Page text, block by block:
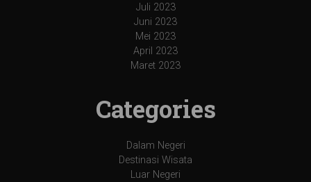
Juli 2023
Juni 2023
Mei 2023
April 2023
Maret 2023
Categories
Dalam Negeri
Destinasi Wisata
Luar Negeri